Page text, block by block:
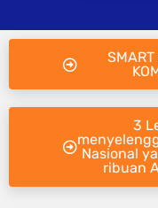
3
Nasional
ribuan